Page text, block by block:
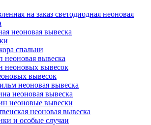
на заказ светодиодная неоновая
неоновая вывеска
спальни
неоновая вывеска
неоновых вывесок
вывесок
неоновая вывеска
неоновая вывеска
неоновые вывески
неоновая вывеска
и особые случаи